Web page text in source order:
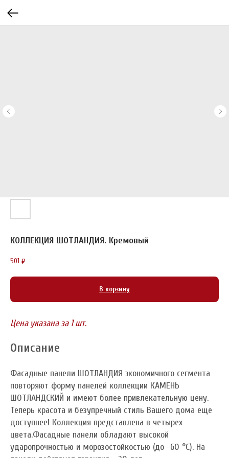
КОЛЛЕКЦИЯ ШОТЛАНДИЯ. Кремовый
501 ₽
В корзину
Цена указана за 1 шт.
Описание
Фасадные панели ШОТЛАНДИЯ экономичного сегмента
повторяют форму панелей коллекции КАМЕНЬ
ШОТЛАНДСКИЙ и имеют более привлекательную цену.
Теперь красота и безупречный стиль Вашего дома еще
доступнее! Коллекция представлена в четырех
цвета.Фасадные панели обладают высокой
ударопрочностью и морозостойкостью (до -60 °C). На